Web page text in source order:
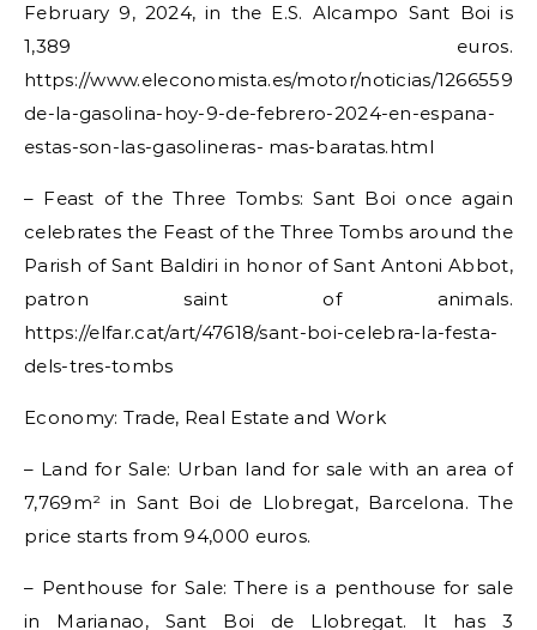
February 9, 2024, in the E.S. Alcampo Sant Boi is
1,389 euros.
https://www.eleconomista.es/motor/noticias/
de-la-gasolina-hoy-9-de-febrero-2024-en-espana-
estas-son-las-gasolineras- mas-baratas.html
– Feast of the Three Tombs: Sant Boi once again
celebrates the Feast of the Three Tombs around the
Parish of Sant Baldiri in honor of Sant Antoni Abbot,
patron saint of animals.
https://elfar.cat/art/47618/sant-boi-celebra-la-festa-
dels-tres-tombs
Economy: Trade, Real Estate and Work
– Land for Sale: Urban land for sale with an area of
7,769m² in Sant Boi de Llobregat, Barcelona. The
price starts from 94,000 euros.
– Penthouse for Sale: There is a penthouse for sale
in Marianao, Sant Boi de Llobregat. It has 3